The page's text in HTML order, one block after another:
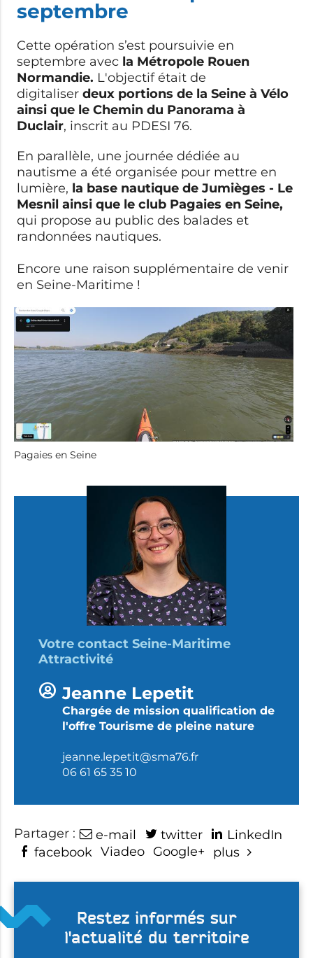
septembre
Cette opération s’est poursuivie en
septembre avec la Métropole Rouen
Normandie. L'objectif était de
digitaliser deux portions de la Seine à Vélo
ainsi que le Chemin du Panorama à
Duclair, inscrit au PDESI 76.
En parallèle, une journée dédiée au
nautisme a été organisée pour mettre en
lumière, la base nautique de Jumièges - Le
Mesnil ainsi que le club Pagaies en Seine,
qui propose au public des balades et
randonnées nautiques.
Encore une raison supplémentaire de venir
en Seine-Maritime !
Pagaies en Seine
Votre contact Seine-Maritime
Attractivité
Jeanne Lepetit
Chargée de mission qualification de
l'offre Tourisme de pleine nature
jeanne.lepetit@sma76.fr
06 61 65 35 10
Partager : e-mail twitter
LinkedIn
facebook Viadeo Google+ plus
Restez informés sur
l'actualité du territoire